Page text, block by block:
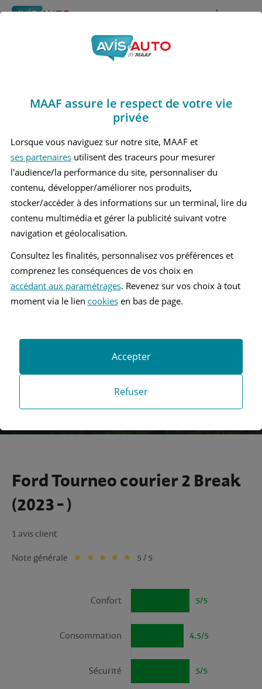
Rechercher À propos
Obtenir un devis d'assurance auto MAAF
Avis Ford Tourneo
courier 2 Break (2023 - )
Recherche d'un véhicule
Comparer deux véhicules
Recherche
Recherche avancée
Ford Tourneo courier 2 Break
(2023 - )
1 avis client
Note générale 5 / 5
5/5
Confort
4.5/5
Consommation
5/5
Sécurité
MAAF assure le respect de votre vie
privée
Lorsque vous naviguez sur notre site, MAAF et
ses partenairesutilisent des traceurs pour mesurer
l'audience/la performance du site, personnaliser du
contenu, développer/améliorer nos produits,
stocker/accéder à des informations sur un terminal, lire du
contenu multimédia et gérer la publicité suivant votre
navigation et géolocalisation.
Consultez les finalités, personnalisez vos préférences et
comprenez les conséquences de vos choix en
accédant aux paramétrages. Revenez sur vos choix à tout
moment via le lien cookiesen bas de page.
Refuser
Accepter